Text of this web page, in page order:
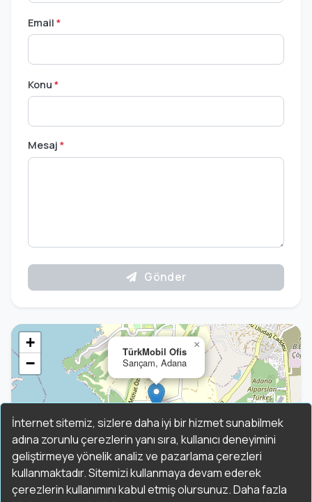
İnternet sitemiz, sizlere daha iyi bir hizmet sunabilmek
adına zorunlu çerezlerin yanı sıra, kullanıcı deneyimini
geliştirmeye yönelik analiz ve pazarlama çerezleri
kullanmaktadır. Sitemizi kullanmaya devam ederek
çerezlerin kullanımını kabul etmiş olursunuz. Daha fazla
Email *
Konu *
Mesaj *
Gönder
TürkMobil Ofis
Sarıçam, Adana
×
+
−
Leaflet |©OpenStreetMap